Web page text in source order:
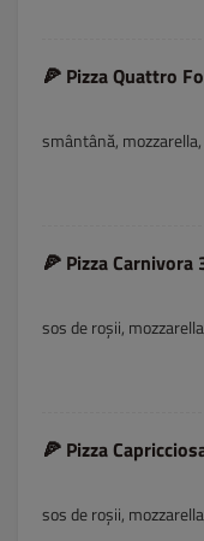
🍕 Pizza Quattro
smântână,
🍕 Pizza Carnivora
sos de roșii,
🍕 Pizza
sos de roșii,